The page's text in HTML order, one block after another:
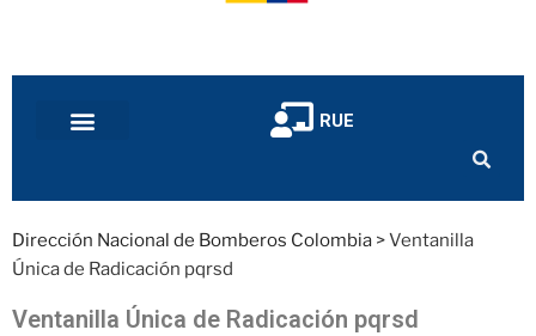
RUE
Dirección Nacional de Bomberos Colombia >Ventanilla
Única de Radicación pqrsd
Ventanilla Única de Radicación pqrsd